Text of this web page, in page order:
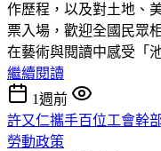
作歷程，以及對土地、
票入場，歡迎全國民眾
在藝術與閱讀中感受「
繼續閱讀
1週前
許又仁攜手百位工會幹
勞動政策